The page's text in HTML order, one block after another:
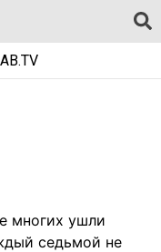
многих ушли
седьмой не